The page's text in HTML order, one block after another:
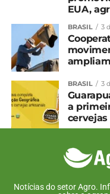
EUA,
BRASIL 3
BRASIL 3
a
Notícias do setor Agro.